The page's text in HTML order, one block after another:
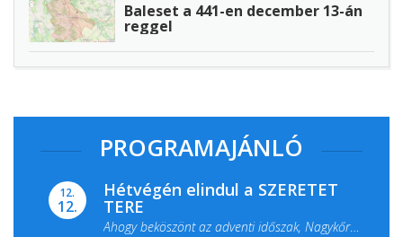
Baleset a 441-en december 13-án
reggel
PROGRAMAJÁNLÓ
12.
12.
Hétvégén elindul a SZERETET
TERE
Ahogy beköszönt az adventi időszak, Nagykőrös